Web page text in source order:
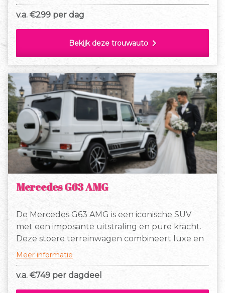
v.a. €299 per dag
Bekijk deze trouwauto chevron_right
Mercedes G63 AMG
De Mercedes G63 AMG is een iconische SUV
met een imposante uitstraling en pure kracht.
Deze stoere terreinwagen combineert luxe en
sportiviteit op ongeëvenaarde wijze. Onder de
motorkap schuilt een machtige 5.5-liter V8
biturbo met maar liefst 571 pk, waardoor hij in
Meer informatie
v.a. €749 per dagdeel